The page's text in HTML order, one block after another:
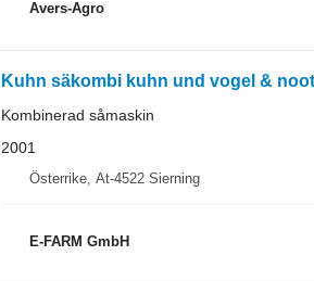
Avers-Agro
Kuhn säkombi kuhn und vogel & noot
Kombinerad såmaskin
2001
Österrike, At-4522 Sierning
E-FARM GmbH